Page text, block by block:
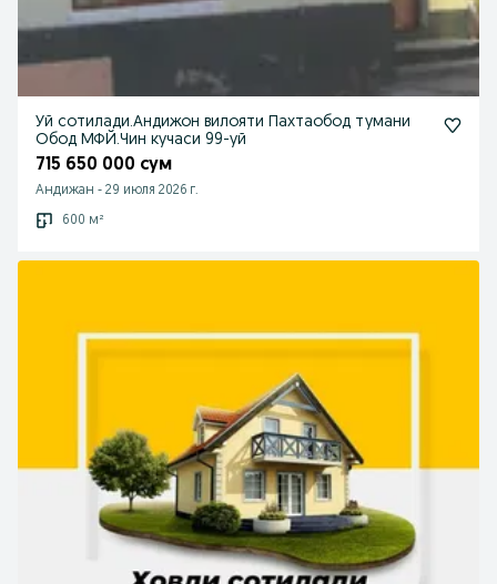
Уй сотилади.Андижон вилояти Пахтаобод тумани
Обод МФЙ.Чин кучаси 99-уй
715 650 000 сум
Андижан - 29 июля 2026 г.
600 м²